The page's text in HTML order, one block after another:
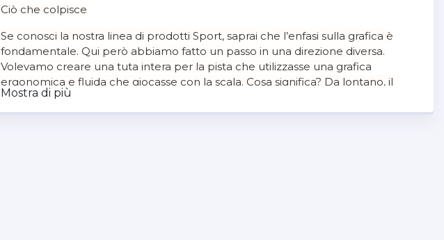
Ciò che colpisce
Se conosci la nostra linea di prodotti Sport, saprai che l’enfasi sulla grafica è
fondamentale. Qui però abbiamo fatto un passo in una direzione diversa.
Volevamo creare una tuta intera per la pista che utilizzasse una grafica
ergonomica e fluida che giocasse con la scala. Cosa significa? Da lontano, il
prodotto mostra un effetto gradiente che enfatizza la profondità e gli strati,
mentre da vicino la grafica mostra rombi in movimento che si fondono in linee
Mostra di più